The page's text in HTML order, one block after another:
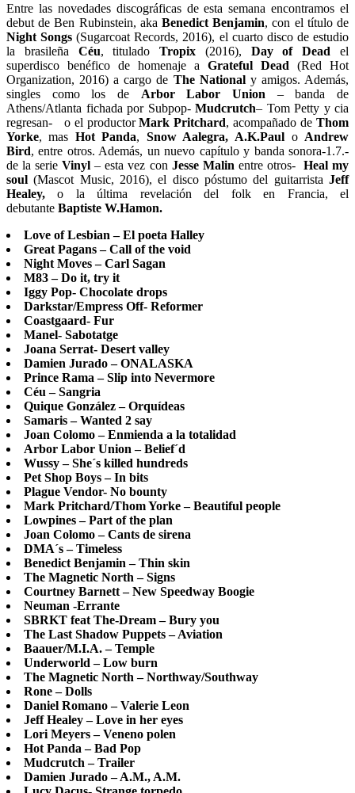
Entre las novedades discográficas de esta semana encontramos el
debut de Ben Rubinstein, aka Benedict Benjamin, con el título de
Night Songs (Sugarcoat Records, 2016), el cuarto disco de estudio
la brasileña Céu, tituladoTropix (2016), Day of Dead el
superdisco benéfico de homenaje a Grateful Dead (Red Hot
Organization, 2016) a cargo de The Nationaly amigos. Además,
singles como los de Arbor Labor Union – banda de
Athens/Atlanta fichada por Subpop- Mudcrutch– Tom Petty y cia
regresan- o el productorMark Pritchard, acompañado deThom
Yorke, mas Hot Panda, Snow Aalegra, A.K.Paul o Andrew
Bird, entre otros. Además, un nuevo capítulo y banda sonora-1.7.-
de la serie Vinyl – esta vez con Jesse Malin entre otros- Heal my
soul (Mascot Music, 2016), el disco póstumo del guitarrista Jeff
Healey, o la última revelación del folk en Francia, el
debutante Baptiste W.Hamon.
Love of Lesbian – El poeta Halley
Great Pagans – Call of the void
Night Moves – Carl Sagan
M83 – Do it, try it
Iggy Pop- Chocolate drops
Darkstar/Empress Off- Reformer
Coastgaard- Fur
Manel- Sabotatge
Joana Serrat- Desert valley
Damien Jurado – ONALASKA
Prince Rama – Slip into Nevermore
Céu – Sangria
Quique González – Orquídeas
Samaris – Wanted 2 say
Joan Colomo – Enmienda a la totalidad
Arbor Labor Union – Belief´d
Wussy – She´s killed hundreds
Pet Shop Boys – In bits
Plague Vendor- No bounty
Mark Pritchard/Thom Yorke – Beautiful people
Lowpines – Part of the plan
Joan Colomo – Cants de sirena
DMA´s – Timeless
Benedict Benjamin – Thin skin
The Magnetic North – Signs
Courtney Barnett – New Speedway Boogie
Neuman -Errante
SBRKT feat The-Dream – Bury you
The Last Shadow Puppets – Aviation
Baauer/M.I.A. – Temple
Underworld – Low burn
The Magnetic North – Northway/Southway
Rone – Dolls
Daniel Romano – Valerie Leon
Jeff Healey – Love in her eyes
Lori Meyers – Veneno polen
Hot Panda – Bad Pop
Mudcrutch – Trailer
Damien Jurado – A.M., A.M.